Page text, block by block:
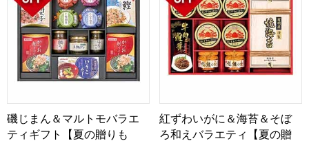
磯じまん＆マルトモバラエ
ティギフト【夏の贈りも
紅ずわいがに＆海苔＆そぼ
ろ和えバラエティ【夏の贈